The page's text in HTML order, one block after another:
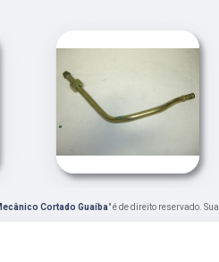
Cortado Guaíba" é de direito reservado.